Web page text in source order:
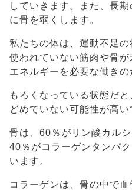
していきます。また、長
に骨を弱くします。
私たちの体は、運動不足の
使われていない筋肉や骨が
エネルギーを必要な働きの
もろくなっている状態だ
どめていない可能性が高い
骨は、60％がリン酸カル
40％がコラーゲンタンパ
います。
コラーゲンは、骨の中で